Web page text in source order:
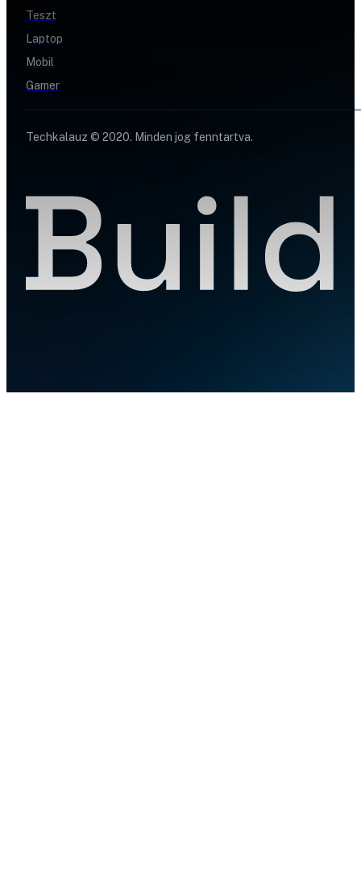
Teszt
Laptop
Mobil
Gamer
Techkalauz © 2020. Minden jog fenntartva.